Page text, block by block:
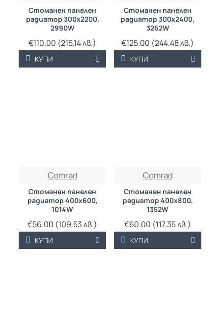
Стоманен панелен
радиатор 300х2200,
2990W
€110.00 (215.14 лв.)
КУПИ
Стоманен панелен
радиатор 300х2400,
3262W
€125.00 (244.48 лв.)
КУПИ
ТРАЙНО НИСКА
Comrad
Стоманен панелен
радиатор 400х600,
1014W
€56.00 (109.53 лв.)
КУПИ
ТРАЙНО НИСКА
Comrad
Стоманен панелен
радиатор 400х800,
1352W
€60.00 (117.35 лв.)
КУПИ